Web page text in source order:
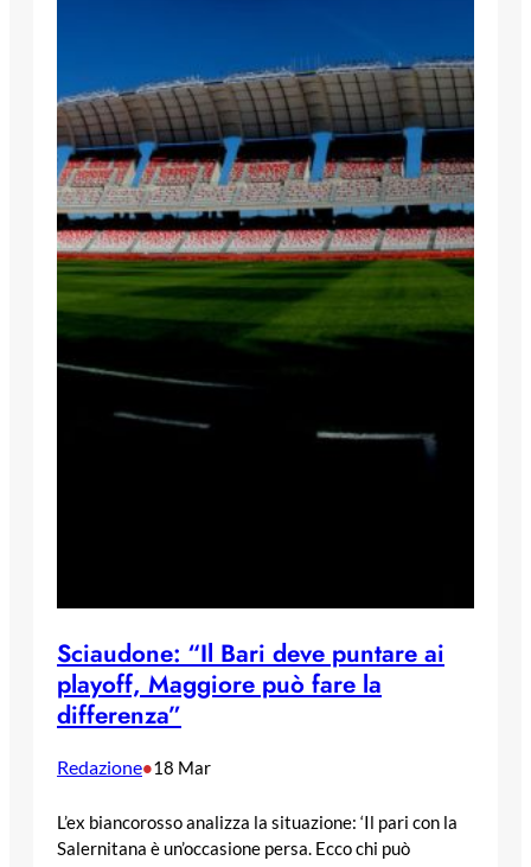
Sciaudone: “Il Bari deve puntare ai
playoff, Maggiore può fare la
differenza”
Redazione•18 Mar
L’ex biancorosso analizza la situazione: ‘Il pari con la
Salernitana è un’occasione persa. Ecco chi può